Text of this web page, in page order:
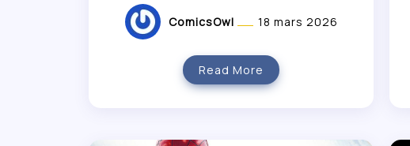
ComicsOwl 18 mars 2026
Read More